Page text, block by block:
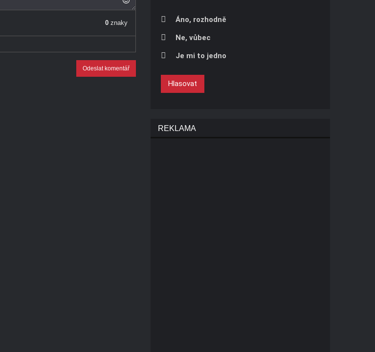
0 znaky
Odeslat komentář
Áno, rozhodně
Ne, vůbec
Je mi to jedno
Hlasovat
REKLAMA